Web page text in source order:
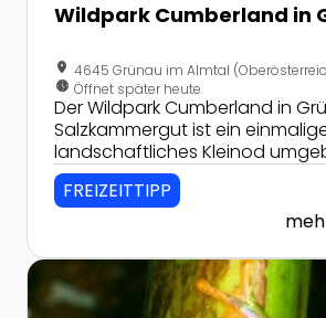
Wildpark Cumberland in
location_on 4645 Grünau im Almtal
nest_clock_farsight_analog Öffnet später heute
Der Wildpark Cumberland in
Salzkammergut ist ein
landschaftliches Kleinod
Bergen des Toten Gebirges, in
einheimische Wildtiere erleben
FREIZEITTIPP
Zur Detailseite von Zoo Schmiding